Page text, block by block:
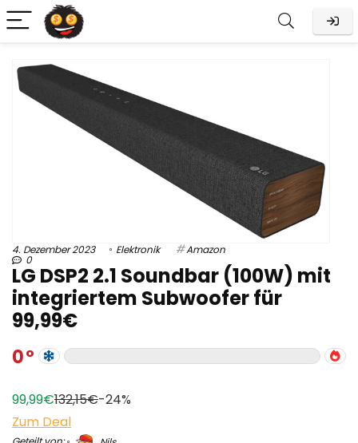
4. Dezember 2023 Elektronik Amazon
0
LG DSP2 2.1 Soundbar (100W) mit
integriertem Subwoofer für
99,99€
0
99,99€132,15€-24%
Zum Deal